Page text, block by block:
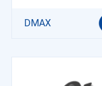
DMAX